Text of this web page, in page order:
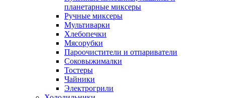
планетарные миксеры
Ручные миксеры
Мультиварки
Хлебопечки
Мясорубки
Пароочистители и отпариватели
Соковыжималки
Тостеры
Чайники
Электрогрили